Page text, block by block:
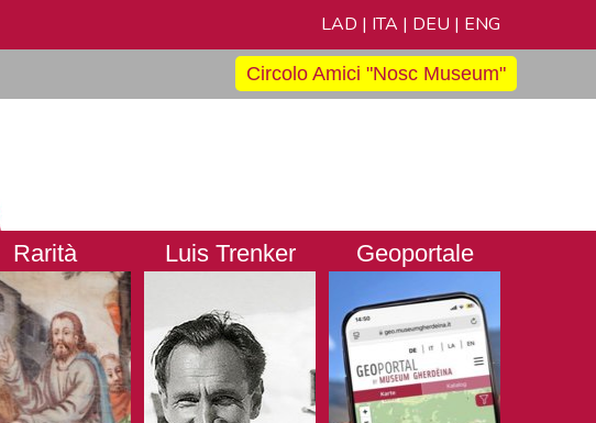
LAD | ITA | DEU | ENG
Circolo Amici "Nosc Museum"
Rarità Luis Trenker Geoportale